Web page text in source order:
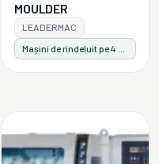
MOULDER
LEADERMAC